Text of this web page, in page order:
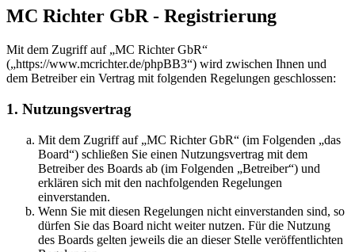
MC Richter GbR - Registrierung
Mit dem Zugriff auf „MC Richter GbR“
(„https://www.mcrichter.de/phpBB3“) wird zwischen Ihnen und
dem Betreiber ein Vertrag mit folgenden Regelungen geschlossen:
1. Nutzungsvertrag
Mit dem Zugriff auf „MC Richter GbR“ (im Folgenden „das
Board“) schließen Sie einen Nutzungsvertrag mit dem
Betreiber des Boards ab (im Folgenden „Betreiber“) und
erklären sich mit den nachfolgenden Regelungen
einverstanden.
Wenn Sie mit diesen Regelungen nicht einverstanden sind, so
dürfen Sie das Board nicht weiter nutzen. Für die Nutzung
des Boards gelten jeweils die an dieser Stelle veröffentlichten